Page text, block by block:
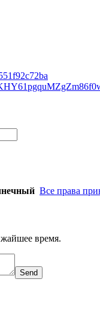
Все права
время.
Send